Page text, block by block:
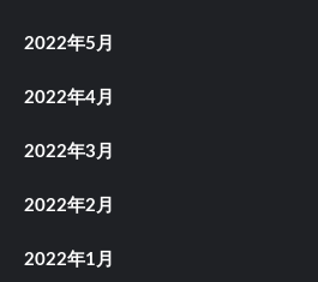
2022年5月
2022年4月
2022年3月
2022年2月
2022年1月